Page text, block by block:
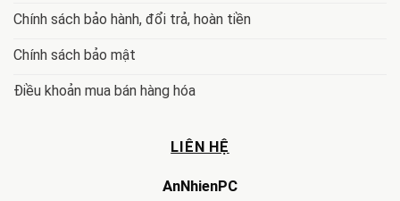
Chính sách bảo hành, đổi trả, hoàn tiền
Chính sách bảo mật
Điều khoản mua bán hàng hóa
LIÊN HỆ
AnNhienPC